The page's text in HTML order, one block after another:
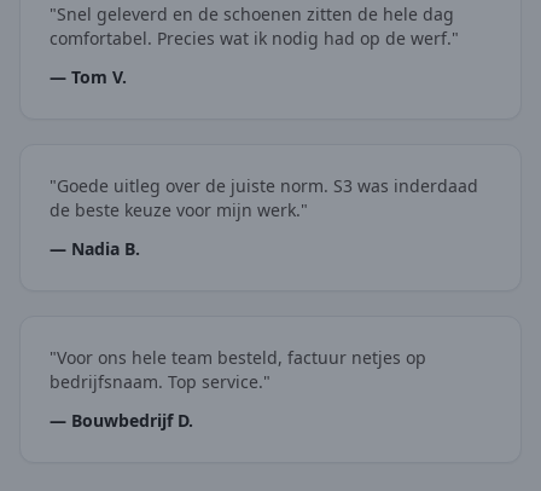
"Snel geleverd en de schoenen zitten de hele dag
comfortabel. Precies wat ik nodig had op de werf."
— Tom V.
"Goede uitleg over de juiste norm. S3 was inderdaad
de beste keuze voor mijn werk."
— Nadia B.
"Voor ons hele team besteld, factuur netjes op
bedrijfsnaam. Top service."
— Bouwbedrijf D.